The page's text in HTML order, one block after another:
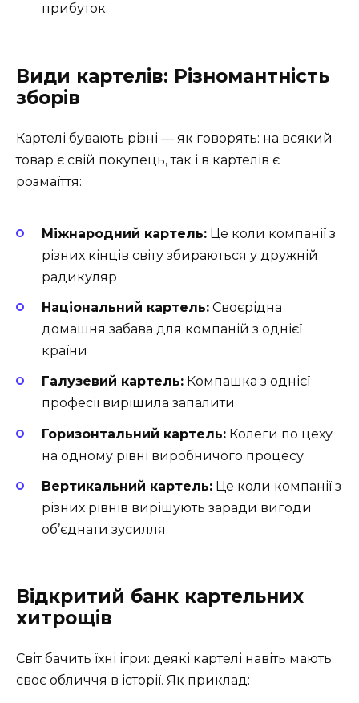
прибуток.
Види картелів: Різномантність
зборів
Картелі бувають різні — як говорять: на всякий
товар є свій покупець, так і в картелів є
розмаїття:
Міжнародний картель: Це коли компанії з
різних кінців світу збираються у дружній
радикуляр
Національний картель: Своєрідна
домашня забава для компаній з однієї
країни
Галузевий картель: Компашка з однієї
професії вирішила запалити
Горизонтальний картель: Колеги по цеху
на одному рівні виробничого процесу
Вертикальний картель: Це коли компанії з
різних рівнів вирішують заради вигоди
об’єднати зусилля
Відкритий банк картельних
хитрощів
Світ бачить їхні ігри: деякі картелі навіть мають
своє обличчя в історії. Як приклад: